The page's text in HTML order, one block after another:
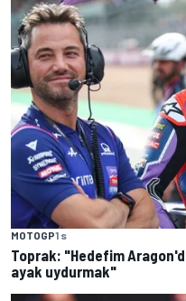
MOTOGP1 s
Toprak: "Hedefim
ayak uydurmak"